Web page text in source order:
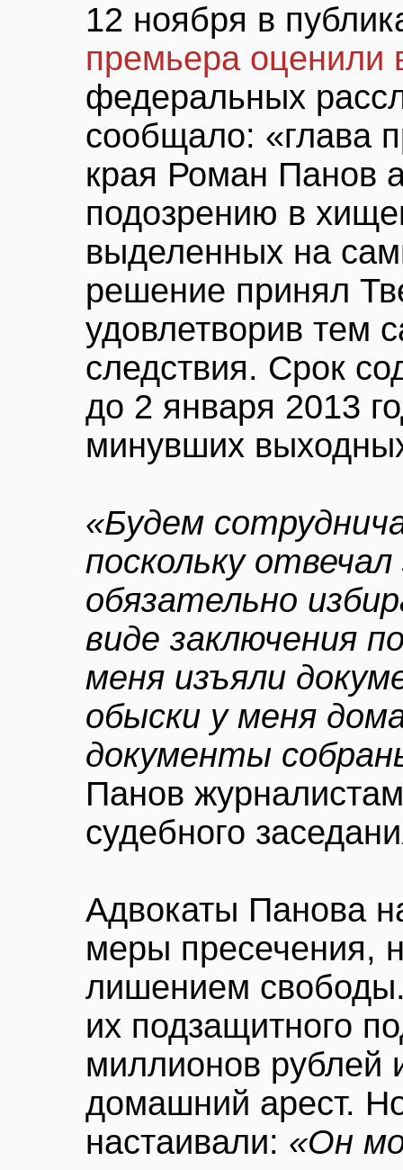
12 ноября в
премьера оценили
федеральных
сообщало: «глава
края Роман Панов
подозрению в
выделенных на
решение принял
удовлетворив тем
следствия. Срок
до 2 января 2013
минувших
«Будем
поскольку
обязательно
виде заключения
меня изъяли
обыски у меня
документы
Панов
судебного
Адвокаты Панова
меры пресечения,
лишением
их подзащитного
миллионов рублей
домашний арест.
настаивали: «Он